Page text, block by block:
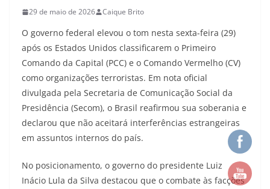
29 de maio de 2026 Caique Brito
O governo federal elevou o tom nesta sexta-feira (29)
após os Estados Unidos classificarem o Primeiro
Comando da Capital (PCC) e o Comando Vermelho (CV)
como organizações terroristas. Em nota oficial
divulgada pela Secretaria de Comunicação Social da
Presidência (Secom), o Brasil reafirmou sua soberania e
declarou que não aceitará interferências estrangeiras
em assuntos internos do país.
No posicionamento, o governo do presidente Luiz
Inácio Lula da Silva destacou que o combate às facções